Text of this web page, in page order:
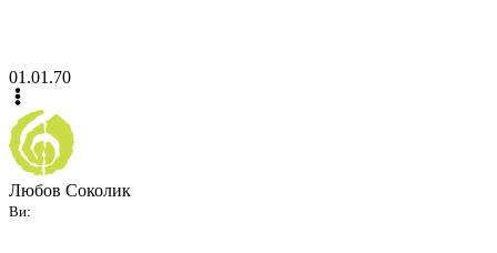
01.01.70
Любов Соколик
Ви: